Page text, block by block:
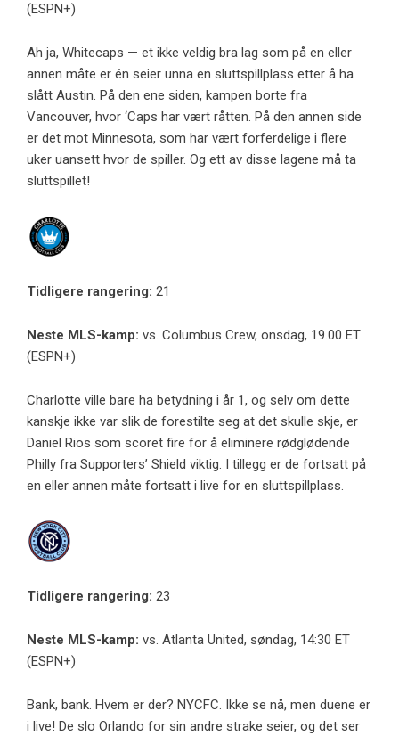
(ESPN+)
Ah ja, Whitecaps — et ikke veldig bra lag som på en eller
annen måte er én seier unna en sluttspillplass etter å ha
slått Austin. På den ene siden, kampen borte fra
Vancouver, hvor ‘Caps har vært råtten. På den annen side
er det mot Minnesota, som har vært forferdelige i flere
uker uansett hvor de spiller. Og ett av disse lagene må ta
sluttspillet!
Tidligere rangering: 21
Neste MLS-kamp: vs. Columbus Crew, onsdag, 19.00 ET
(ESPN+)
Charlotte ville bare ha betydning i år 1, og selv om dette
kanskje ikke var slik de forestilte seg at det skulle skje, er
Daniel Rios som scoret fire for å eliminere rødglødende
Philly fra Supporters’ Shield viktig. I tillegg er de fortsatt på
en eller annen måte fortsatt i live for en sluttspillplass.
Tidligere rangering: 23
Neste MLS-kamp: vs. Atlanta United, søndag, 14:30 ET
(ESPN+)
Bank, bank. Hvem er der? NYCFC. Ikke se nå, men duene er
i live! De slo Orlando for sin andre strake seier, og det ser